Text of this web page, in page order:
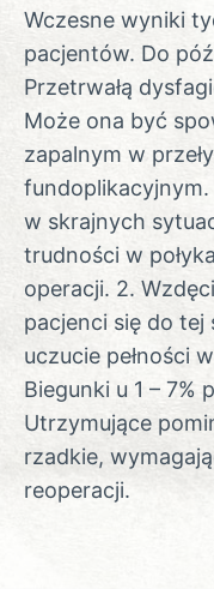
Wczesne wyniki
pacjentów. Do
Przetrwałą
Może ona być
zapalnym w
fundoplikacyjnym.
w skrajnych
trudności w
operacji. 2.
pacjenci się do
uczucie pełności
Biegunki u 1 – 7%
Utrzymujące
rzadkie,
reoperacji.